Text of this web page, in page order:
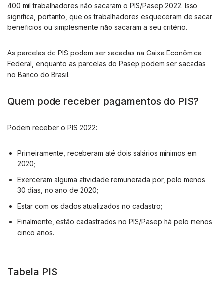
400 mil trabalhadores não sacaram o PIS/Pasep 2022. Isso
significa, portanto, que os trabalhadores esqueceram de sacar
benefícios ou simplesmente não sacaram a seu critério.
As parcelas do PIS podem ser sacadas na Caixa Econômica
Federal, enquanto as parcelas do Pasep podem ser sacadas
no Banco do Brasil.
Quem pode receber pagamentos do PIS?
Podem receber o PIS 2022:
Primeiramente, receberam até dois salários mínimos em
2020;
Exerceram alguma atividade remunerada por, pelo menos
30 dias, no ano de 2020;
Estar com os dados atualizados no cadastro;
Finalmente, estão cadastrados no PIS/Pasep há pelo menos
cinco anos.
Tabela PIS